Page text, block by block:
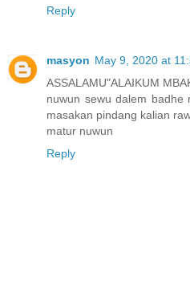
Reply
masyon May 9, 2020 at
ASSALAMU"ALAIKUM
nuwun sewu dalem badhe
masakan pindang kalian
matur nuwun
Reply